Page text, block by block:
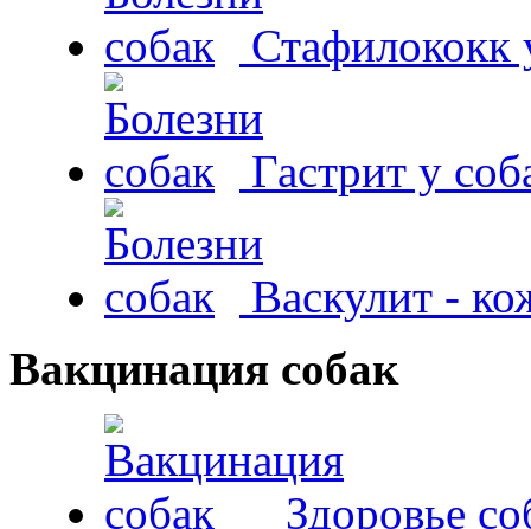
Стафилококк
Гастрит у
Васкулит -
Вакцинация собак
Здоровье